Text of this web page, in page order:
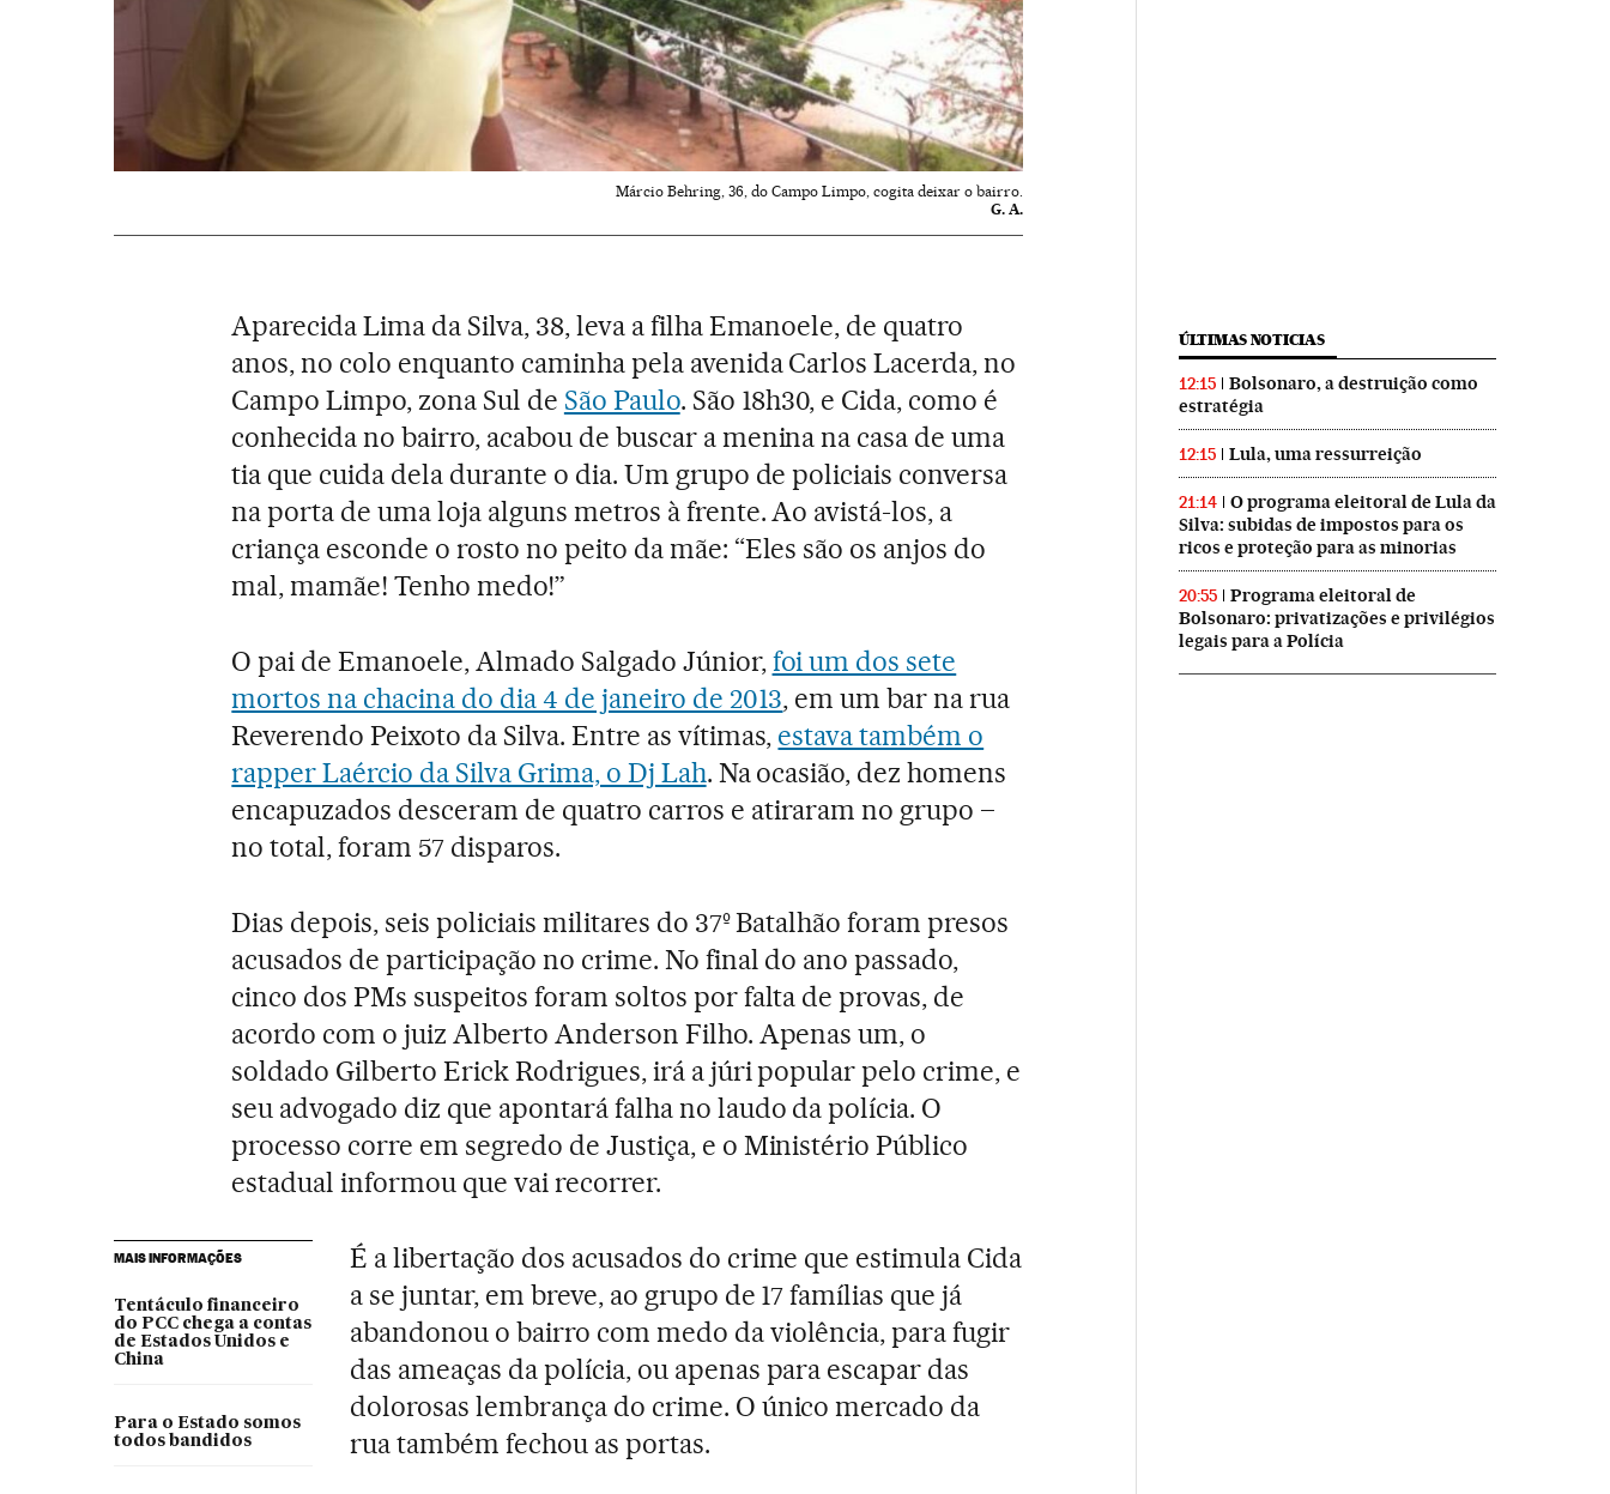
Márcio Behring, 36, do Campo Limpo, cogita deixar o bairro.
G. A.
Aparecida Lima da Silva, 38, leva a filha Emanoele, de quatro
anos, no colo enquanto caminha pela avenida Carlos Lacerda, no
Campo Limpo, zona Sul de São Paulo. São 18h30, e Cida, como é
conhecida no bairro, acabou de buscar a menina na casa de uma
tia que cuida dela durante o dia. Um grupo de policiais conversa
na porta de uma loja alguns metros à frente. Ao avistá-los, a
criança esconde o rosto no peito da mãe: “Eles são os anjos do
mal, mamãe! Tenho medo!”
O pai de Emanoele, Almado Salgado Júnior,foi um dos sete
mortos na chacina do dia 4 de janeiro de 2013, em um bar na rua
Reverendo Peixoto da Silva. Entre as vítimas, estava também o
rapper Laércio da Silva Grima, o Dj Lah. Na ocasião, dez homens
encapuzados desceram de quatro carros e atiraram no grupo –
no total, foram 57 disparos.
Dias depois, seis policiais militares do 37º Batalhão foram presos
acusados de participação no crime. No final do ano passado,
cinco dos PMs suspeitos foram soltos por falta de provas, de
acordo com o juiz Alberto Anderson Filho. Apenas um, o
soldado Gilberto Erick Rodrigues, irá a júri popular pelo crime, e
seu advogado diz que apontará falha no laudo da polícia. O
processo corre em segredo de Justiça, e o Ministério Público
estadual informou que vai recorrer.
MAIS INFORMAÇÕES
Tentáculo financeiro
do PCC chega a contas
de Estados Unidos e
China
Para o Estado somos
todos bandidos
É a libertação dos acusados do crime que estimula Cida
a se juntar, em breve, ao grupo de 17 famílias que já
abandonou o bairro com medo da violência, para fugir
das ameaças da polícia, ou apenas para escapar das
dolorosas lembrança do crime. O único mercado da
rua também fechou as portas.
ÚLTIMAS NOTICIAS
12:15
Bolsonaro, a destruição como
estratégia
12:15 Lula, uma ressurreição
21:14
O programa eleitoral de Lula da
Silva: subidas de impostos para os
ricos e proteção para as minorias
20:55
Programa eleitoral de
Bolsonaro: privatizações e privilégios
legais para a Polícia